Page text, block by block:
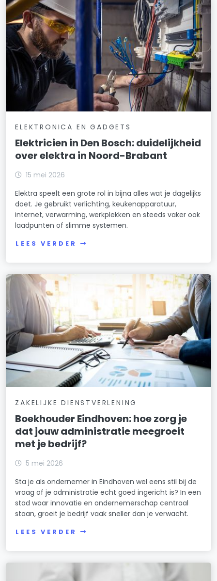
ELEKTRONICA EN GADGETS
Elektricien in Den Bosch: duidelijkheid
over elektra in Noord-Brabant
15 mei 2026
Elektra speelt een grote rol in bijna alles wat je dagelijks
doet. Je gebruikt verlichting, keukenapparatuur,
internet, verwarming, werkplekken en steeds vaker ook
laadpunten of slimme systemen.
LEES VERDER
ZAKELIJKE DIENSTVERLENING
Boekhouder Eindhoven: hoe zorg je
dat jouw administratie meegroeit
met je bedrijf?
5 mei 2026
Sta je als ondernemer in Eindhoven wel eens stil bij de
vraag of je administratie echt goed ingericht is? In een
stad waar innovatie en ondernemerschap centraal
staan, groeit je bedrijf vaak sneller dan je verwacht.
LEES VERDER